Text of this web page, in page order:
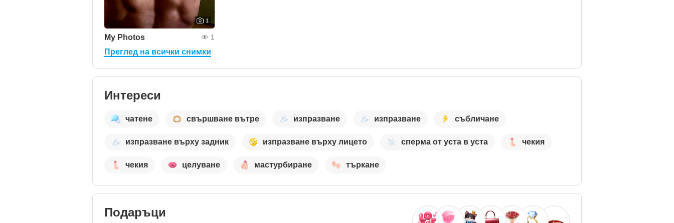
1
My Photos 1
Преглед на всички снимки
Интереси
чатене свършване вътре изпразване изпразване събличане
изпразване върху задник изпразване върху лицето сперма от уста в уста чекия
чекия целуване мастурбиране търкане
Подаръци